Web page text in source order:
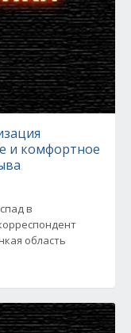
и комфортное
в
область